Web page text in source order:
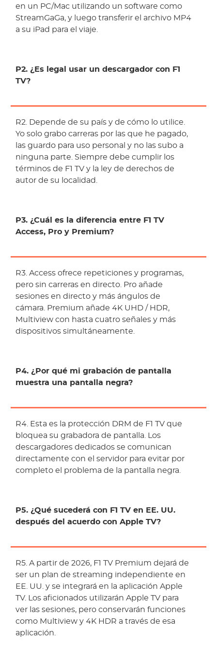
en un PC/Mac utilizando un software como
StreamGaGa, y luego transferir el archivo MP4
a su iPad para el viaje.
P2. ¿Es legal usar un descargador con F1
TV?
R2. Depende de su país y de cómo lo utilice.
Yo solo grabo carreras por las que he pagado,
las guardo para uso personal y no las subo a
ninguna parte. Siempre debe cumplir los
términos de F1 TV y la ley de derechos de
autor de su localidad.
P3. ¿Cuál es la diferencia entre F1 TV
Access, Pro y Premium?
R3. Access ofrece repeticiones y programas,
pero sin carreras en directo. Pro añade
sesiones en directo y más ángulos de
cámara. Premium añade 4K UHD / HDR,
Multiview con hasta cuatro señales y más
dispositivos simultáneamente.
P4. ¿Por qué mi grabación de pantalla
muestra una pantalla negra?
R4. Esta es la protección DRM de F1 TV que
bloquea su grabadora de pantalla. Los
descargadores dedicados se comunican
directamente con el servidor para evitar por
completo el problema de la pantalla negra.
P5. ¿Qué sucederá con F1 TV en EE. UU.
después del acuerdo con Apple TV?
R5. A partir de 2026, F1 TV Premium dejará de
ser un plan de streaming independiente en
EE. UU. y se integrará en la aplicación Apple
TV. Los aficionados utilizarán Apple TV para
ver las sesiones, pero conservarán funciones
como Multiview y 4K HDR a través de esa
aplicación.